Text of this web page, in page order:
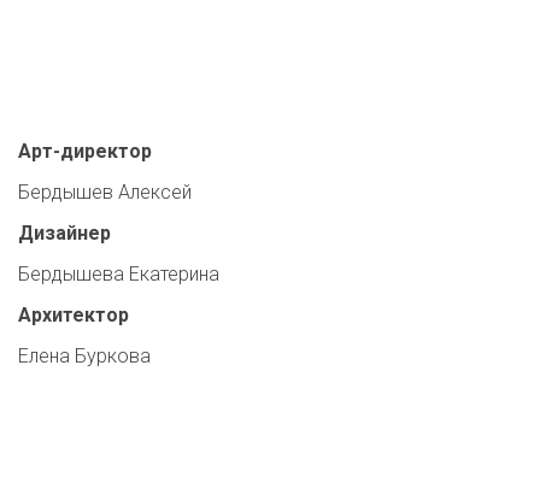
Арт-директор
Бердышев Алексей
Дизайнер
Бердышева Екатерина
Архитектор
Елена Буркова